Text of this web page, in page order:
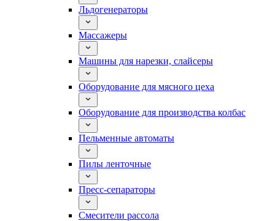
Льдогенераторы
Массажеры
Машины для нарезки, слайсеры
Оборудование для мясного цеха
Оборудование для производства колбас
Пельменные автоматы
Пилы ленточные
Пресс-сепараторы
Смесители рассола